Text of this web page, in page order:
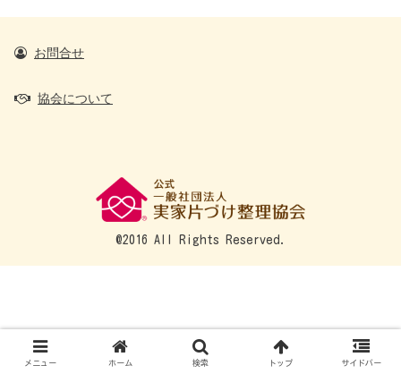
お問合せ
協会について
@2016 All Rights Reserved.
メニュー ホーム 検索 トップ サイドバー